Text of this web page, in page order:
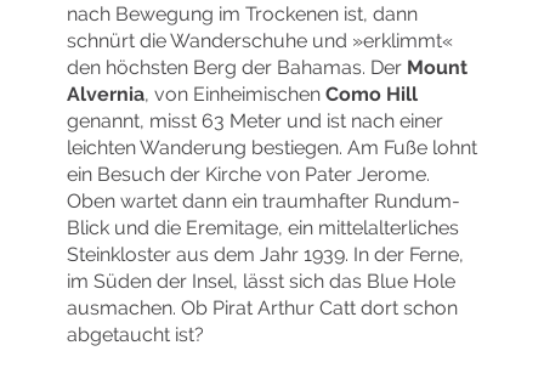
nach Bewegung im Trockenen ist, dann
schnürt die Wanderschuhe und »erklimmt«
den höchsten Berg der Bahamas. Der Mount
Alvernia, von Einheimischen Como Hill
genannt, misst 63 Meter und ist nach einer
leichten Wanderung bestiegen. Am Fuße lohnt
ein Besuch der Kirche von Pater Jerome.
Oben wartet dann ein traumhafter Rundum-
Blick und die Eremitage, ein mittelalterliches
Steinkloster aus dem Jahr 1939. In der Ferne,
im Süden der Insel, lässt sich das Blue Hole
ausmachen. Ob Pirat Arthur Catt dort schon
abgetaucht ist?